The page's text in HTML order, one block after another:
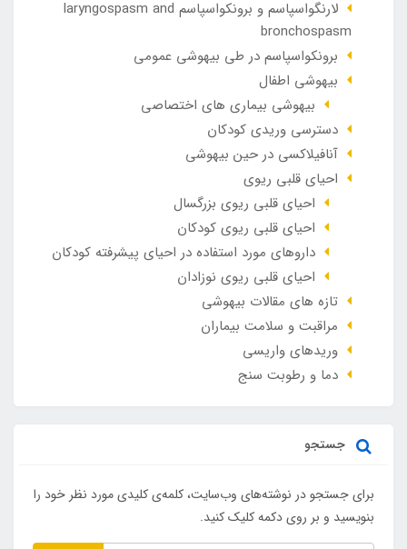
لارنگواسپاسم و برونکواسپاسم laryngospasm and
bronchospasm
برونکواسپاسم در طی بیهوشی عمومی
بیهوشی اطفال
بیهوشی بیماری های اختصاصی
دسترسی وریدی کودکان
آنافيلاکسی در حين بيهوشی
احیای قلبی ریوی
احیای قلبی ریوی بزرگسال
احیای قلبی ریوی کودکان
داروهای مورد استفاده در احیای پیشرفته کودکان
احیای قلبی ریوی نوزادان
تازه های مقالات بیهوشی
مراقبت و سلامت بیماران
وريدهاي واريسي
دما و رطوبت سنج
جستجو
برای جستجو در نوشته‌های وب‌سایت، کلمه‌ی کلیدی مورد نظر خود را
بنویسید و بر روی دکمه کلیک کنید.